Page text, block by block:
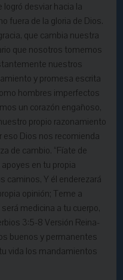
desviar hacia la
fuera de la gloria de Dios.
que cambia nuestra
que nosotros tomemos
nuestros
y promesa escrita
hombres imperfectos
un corazón engañoso,
propio razonamiento
eso Dios nos recomienda
de cambio. “Fíate de
en tu propia
caminos, Y él enderezará
opinión; Teme a
medicina a tu cuerpo,
3:5-8 Versión Reina-
buenos y permanentes
vida los mandamientos